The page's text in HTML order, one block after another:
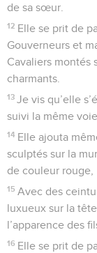
de sa sœur.
12 Elle se prit de
Gouverneurs et
Cavaliers montés
charmants.
13 Je vis qu’elle
suivi la même voie.
14 Elle ajouta
sculptés sur la
de couleur rouge,
15 Avec des
luxueux sur la
l’apparence des
16 Elle se prit de